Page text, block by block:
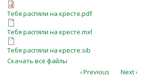
Тебя распяли на
Тебя распяли на кресте.pdf
Тебя распяли на
Тебя распяли на кресте.mxl
Тебя распяли на
Тебя распяли на кресте.sib
Скачать все файлы
‹ Previous
Next ›